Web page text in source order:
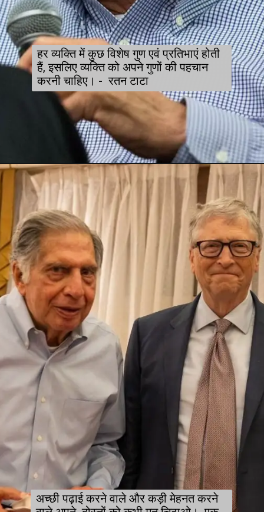
हर व्यक्ति में कुछ विशेष गुण एवं प्रतिभाएं होती
हैं, इसलिए व्यक्ति को अपने गुणों की पहचान
करनी चाहिए। - रतन टाटा
अच्छी पढ़ाई करने वाले और कड़ी मेहनत करने